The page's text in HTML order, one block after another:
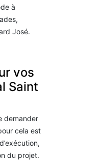
à
José.
vos
Saint
demander
cela est
du projet.